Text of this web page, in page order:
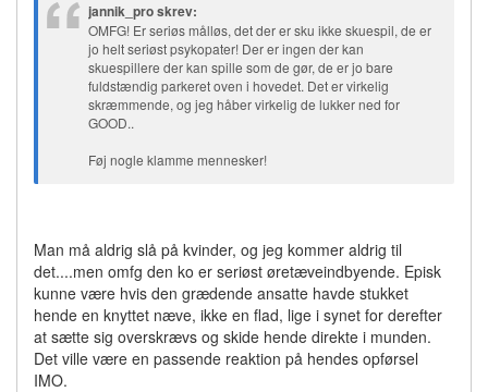
jannik_pro skrev:
OMFG! Er seriøs målløs, det der er sku ikke skuespil, de er
jo helt seriøst psykopater! Der er ingen der kan
skuespillere der kan spille som de gør, de er jo bare
fuldstændig parkeret oven i hovedet. Det er virkelig
skræmmende, og jeg håber virkelig de lukker ned for
GOOD..
Føj nogle klamme mennesker!
Man må aldrig slå på kvinder, og jeg kommer aldrig til
det....men omfg den ko er seriøst øretæveindbyende. Episk
kunne være hvis den grædende ansatte havde stukket
hende en knyttet næve, ikke en flad, lige i synet for derefter
at sætte sig overskrævs og skide hende direkte i munden.
Det ville være en passende reaktion på hendes opførsel
IMO.